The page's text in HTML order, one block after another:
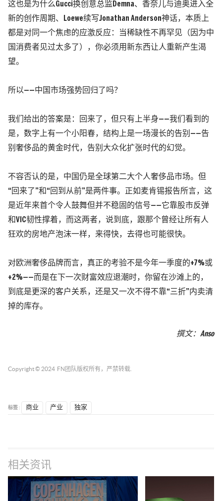
这也是为什么Gucci换创意总监Demna、香奈儿与迪奥进入全
新的创作周期、Loewe续写Jonathan Anderson神话，本质上
都是对同一个焦虑的应激反应：
当稀缺性不再罕见 （因为中
国消费者见过太多了）
，你必须用新东西让人重新产生渴
望。
所以——中国市场强势回归了吗？
我们给出的答案是：回来了，但只有上半身——我们看到的
是，数字上有一个小阳春，结构上是一场漫长的告别——告
别奢侈品的黄金时代，告别大众化扩张时代的幻觉。
不容否认的是，中国仍是全球第二大个人奢侈品市场。但
“回来了”和“回到从前”是两件事。正如麦肯锡报告所言，这
是近年来首个令人鼓舞但并不稳固的信号——它靠股市反弹
和VIC韧性撑着，而这两者，说到底，跟那个曾经让所有人
狂欢的房地产泡沫一样，来得快，去得也可能很快。
对欧洲奢侈品牌而言，真正的考验不是今年一季度的+7%或
+2%——而是在下一次财富效应退潮时，你留在沙滩上的，
到底是更深的客户关系，还是又一次不得不靠“三折”内卖清
掉的库存。
撰文： Anso
Copyright © 2024 FN团队 版权所有，严禁转载.
标签 : 商业 产业 独家
相关资讯